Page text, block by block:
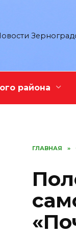
района
ГЛАВНАЯ »